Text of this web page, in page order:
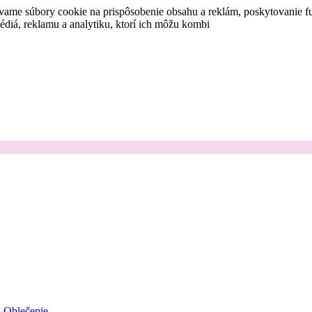
súbory cookie na prispôsobenie obsahu a reklám,
reklamu a analytiku, ktorí ich môžu kombi